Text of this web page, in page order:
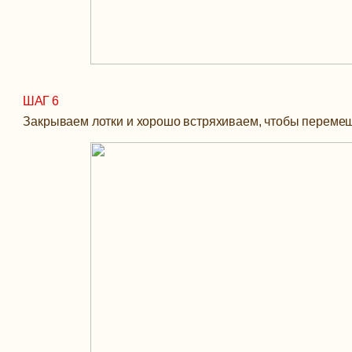
ШАГ 6
Закрываем лотки и хорошо встряхиваем, чтобы